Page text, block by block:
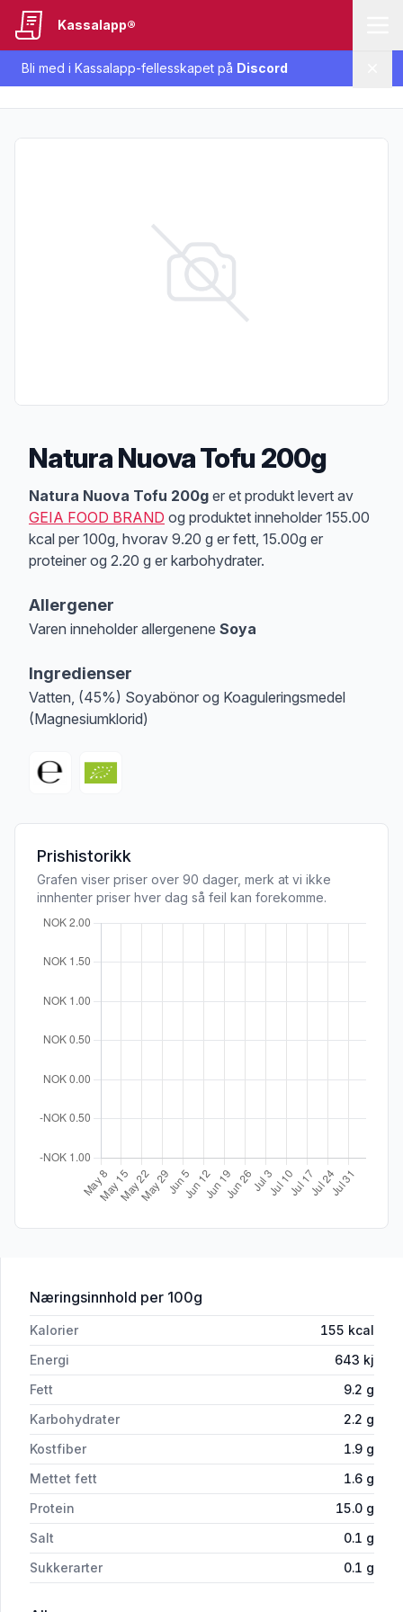
Bli med i Kassalapp-fellesskapet på Discord
Kassalapp®
Natura Nuova Tofu 200g
Produktbeskrivelse
Natura Nuova Tofu 200g er et produkt levert av
GEIA FOOD BRAND og produktet inneholder 155.00
kcal per 100g, hvorav 9.20 g er fett, 15.00g er
proteiner og 2.20 g er karbohydrater.
Allergener
Varen inneholder allergenene Soya
Ingredienser
Vatten, (45%) Soyabönor og Koaguleringsmedel
(Magnesiumklorid)
Prishistorikk
Grafen viser priser over 90 dager, merk at vi ikke
innhenter priser hver dag så feil kan forekomme.
Næringsinnhold for 'Natura Nuova Tofu 200g'
per 100g
Kalorier 155 kcal
Energi
643 kj
Fett
9.2 g
Karbohydrater
2.2 g
Kostfiber
1.9 g
Mettet fett
1.6 g
Protein
15.0 g
Salt
0.1 g
Sukkerarter
0.1 g